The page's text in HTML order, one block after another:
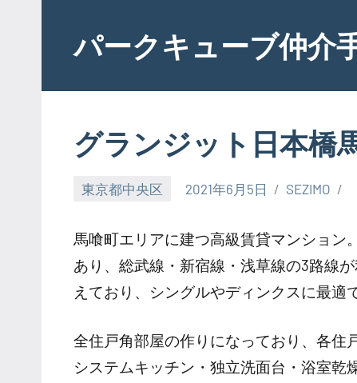
contentパークキューブ仲介
グランジット日本橋
東京都中央区 2021年6月5日 SEZIMO
馬喰町エリアに建つ高級賃貸マンション
あり、総武線・新宿線・浅草線の3路線
えており、シングルやディンクスに最適
全住戸角部屋の作りになっており、各住
システムキッチン・独立洗面台・浴室乾